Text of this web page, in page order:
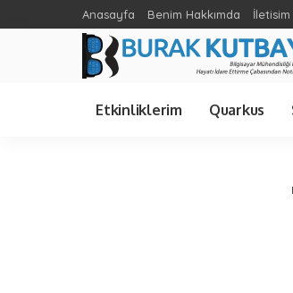
Anasayfa Benim Hakkımda İletisim
Etkinliklerim Quarkus
Spring